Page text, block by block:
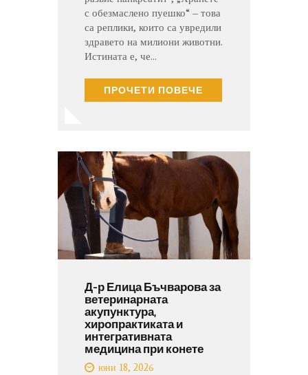
с обезмаслено пуешко“ – това
са реплики, които са увредили
здравето на милиони животни.
Истината е, че…
ПРОЧЕТИ ПОВЕЧЕ
Д-р Елица Бъчварова за
ветеринарната
акупунктура,
хиропрактиката и
интегративната
медицина при конете
юни 18, 2026